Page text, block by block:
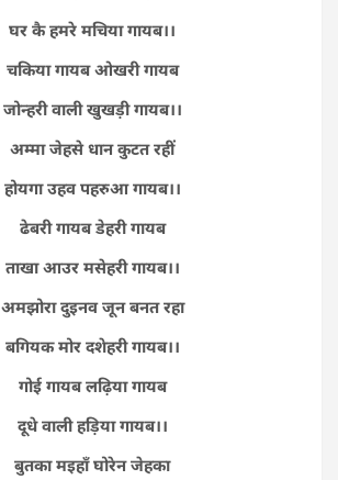
घर कै हमरे मचिया गायब।।
चकिया गायब ओखरी गायब
जोन्हरी वाली खुखड़ी गायब।।
अम्मा जेहसे धान कुटत रहीं
होयगा उहव पहरुआ गायब।।
ढेबरी गायब डेहरी गायब
ताखा आउर मसेहरी गायब।।
अमझोरा दुइनव जून बनत रहा
बगियक मोर दशेहरी गायब।।
गोई गायब लढ़िया गायब
दूधे वाली हड़िया गायब।।
बुतका मइहाॅं घोरेन जेहका